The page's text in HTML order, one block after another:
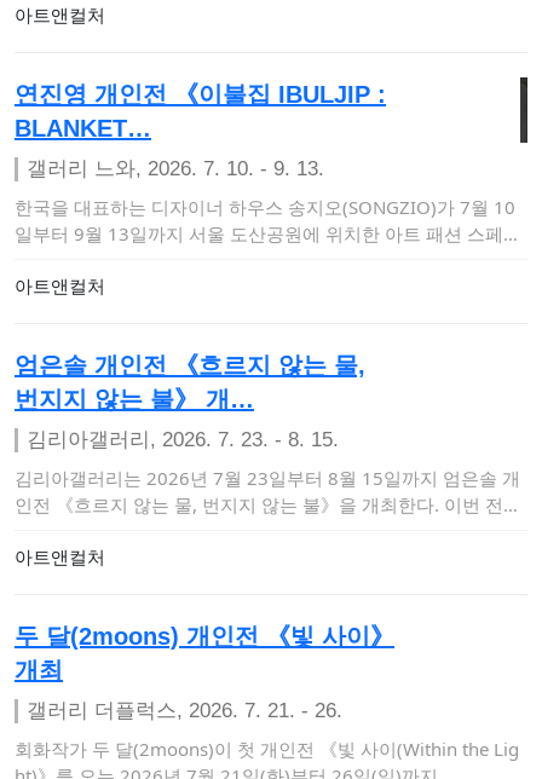
아트앤컬처
연진영 개인전 《이불집 IBULJIP :
BLANKET…
갤러리 느와, 2026. 7. 10. - 9. 13.
한국을 대표하는 디자이너 하우스 송지오(SONGZIO)가 7월 10
일부터 9월 13일까지 서울 도산공원에 위치한 아트 패션 스페이
아트앤컬처
엄은솔 개인전 《흐르지 않는 물,
번지지 않는 불》 개…
김리아갤러리, 2026. 7. 23. - 8. 15.
김리아갤러리는 2026년 7월 23일부터 8월 15일까지 엄은솔 개
인전 《흐르지 않는 물, 번지지 않는 불》을 개최한다. 이번 전시
아트앤컬처
두 달(2moons) 개인전 《빛 사이》
개최
갤러리 더플럭스, 2026. 7. 21. - 26.
회화작가 두 달(2moons)이 첫 개인전 《빛 사이(Within the Lig